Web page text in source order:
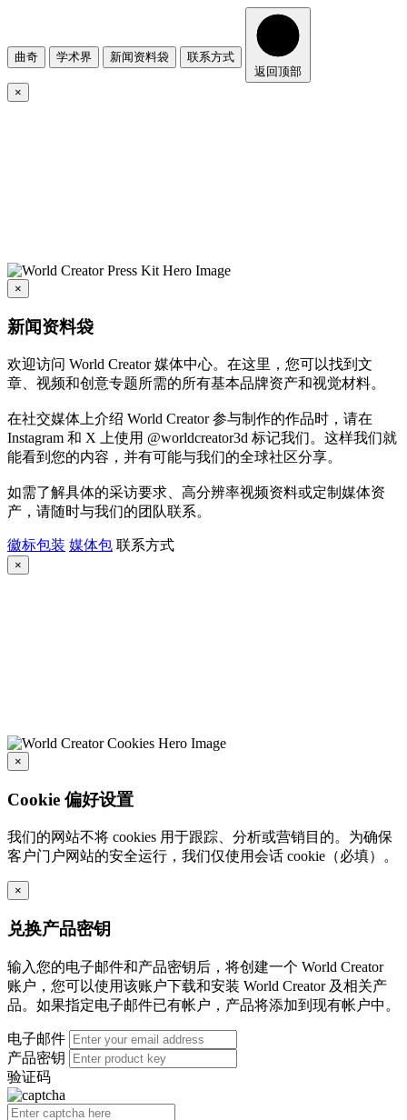
曲奇 学术界 新闻资料袋
联系方式
返回顶部
×
×
新闻资料袋
欢迎访问 World Creator 媒体中心。在这里，您可以找到文
章、视频和创意专题所需的所有基本品牌资产和视觉材料。
在社交媒体上介绍 World Creator 参与制作的作品时，请在
Instagram 和 X 上使用 @worldcreator3d 标记我们。这样我们就
能看到您的内容，并有可能与我们的全球社区分享。
如需了解具体的采访要求、高分辨率视频资料或定制媒体资
产，请随时与我们的团队联系。
徽标包装 媒体包 联系方式
×
×
Cookie 偏好设置
我们的网站不将 cookies 用于跟踪、分析或营销目的。为确保
客户门户网站的安全运行，我们仅使用会话 cookie（必填）。
×
兑换产品密钥
输入您的电子邮件和产品密钥后，将创建一个 World Creator
账户，您可以使用该账户下载和安装 World Creator 及相关产
品。如果指定电子邮件已有帐户，产品将添加到现有帐户中。
电子邮件
产品密钥
验证码